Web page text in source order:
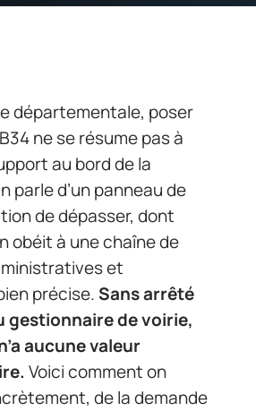
départementale, poser
ne se résume pas à
au bord de la
parle d’un panneau de
de dépasser, dont
obéit à une chaîne de
et
précise.Sans arrêté
gestionnaire de voirie,
aucune valeur
Voici comment on
de la demande